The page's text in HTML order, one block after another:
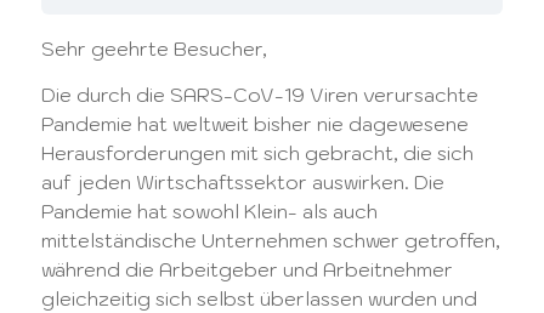
Sehr geehrte Besucher,
Die durch die SARS-CoV-19 Viren verursachte
Pandemie hat weltweit bisher nie dagewesene
Herausforderungen mit sich gebracht, die sich
auf jeden Wirtschaftssektor auswirken. Die
Pandemie hat sowohl Klein- als auch
mittelständische Unternehmen schwer getroffen,
während die Arbeitgeber und Arbeitnehmer
gleichzeitig sich selbst überlassen wurden und